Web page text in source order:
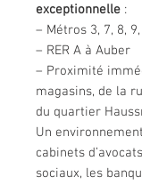
exceptionnelle :
– Métros 3, 7, 8,
– RER A à Auber
– Proximité
magasins, de la
du quartier
Un
cabinets
sociaux, les